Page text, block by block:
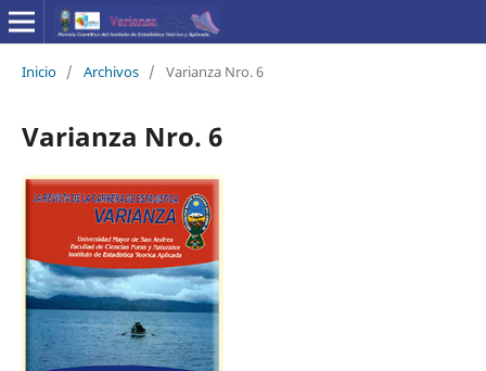
Inicio / Archivos / Varianza Nro. 6
Varianza Nro. 6